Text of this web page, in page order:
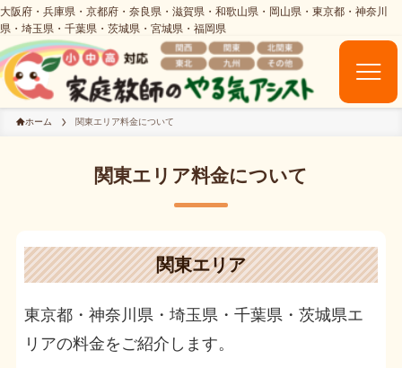
ホーム 関東エリア料金について
関東エリア料金について
関東エリア
東京都・神奈川県・埼玉県・千葉県・茨城県エ
リアの料金をご紹介します。